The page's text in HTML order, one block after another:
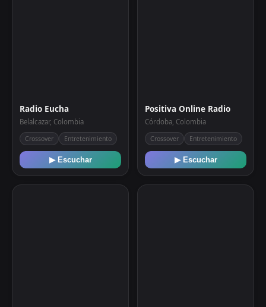
Radio Eucha
Belalcazar, Colombia
Crossover Entretenimiento
▶ Escuchar
Positiva Online Radio
Córdoba, Colombia
Crossover Entretenimiento
▶ Escuchar